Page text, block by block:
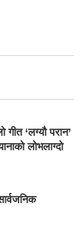
गीत ‘लग्यौ परान’
लोभलाग्दो